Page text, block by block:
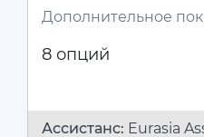
Дополнительное
8 опций
Ассистанc: Eurasia